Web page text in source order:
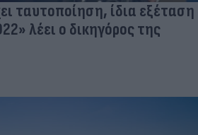
ταυτοποίηση, ίδια εξέταση
λέει ο δικηγόρος της